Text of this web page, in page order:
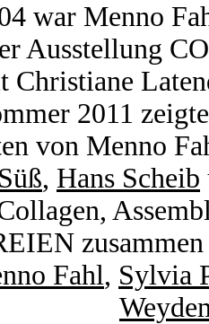
war Menno
Ausstellung
Christiane
2011
von Menno
, Hans Scheib
Fahl, Sylvia